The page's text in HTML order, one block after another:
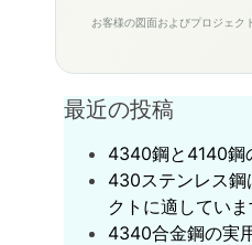
お客様の図面およびプロジェク
最近の投稿
4340鋼と4140鋼
430ステンレス鋼
クトに適していま
‌4340合金鋼の実